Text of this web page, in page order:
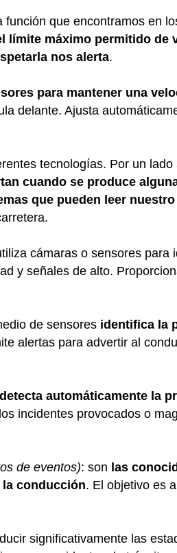
función que encontramos en
límite máximo permitido de
nos alerta.
para mantener una
delante. Ajusta
tecnologías. Por un lado
cuando se produce
que pueden leer
cámaras o sensores para
y señales de alto.
de sensores identifica la
alertas para advertir al
detecta automáticamente la
incidentes provocados o
de eventos): son las
conducción. El objetivo es
significativamente las